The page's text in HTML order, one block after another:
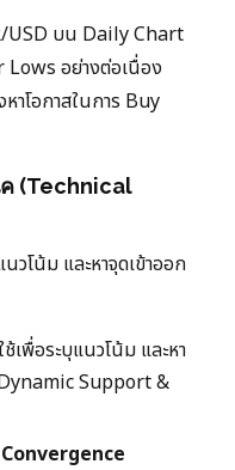
USD บน Daily Chart
อย่างต่อเนื่อง
าโอกาสในการ Buy
ค (Technical
โน้ม และหาจุดเข้าออก
ช้เพื่อระบุแนวโน้ม และหา
Support &